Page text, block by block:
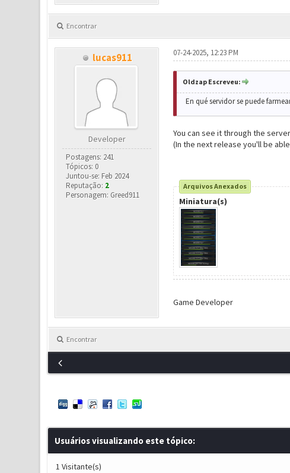
Encontrar
lucas911
Developer
Postagens: 241
Tópicos: 0
Juntou-se: Feb 2024
Reputação: 2
Personagem: Greed911
07-24-2025, 12:23 PM
Oldzap Escreveu:
En qué servidor se puede
You can see it through the
(In the next release you'll be
Arquivos Anexados
Miniatura(s)
Game Developer
Encontrar
Usuários visualizando este tópico:
1 Visitante(s)